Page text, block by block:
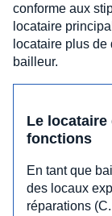
conforme aux
locataire
locataire plus de
bailleur.
Le
fonctions
En tant que
des locaux
réparations